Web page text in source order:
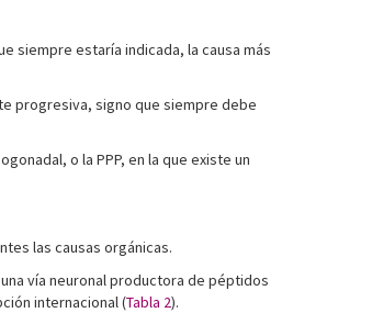
siempre estaría indicada, la causa más
progresiva, signo que siempre debe
o la PPP, en la que existe un
las causas orgánicas.
vía neuronal productora de péptidos
internacional (Tabla 2).